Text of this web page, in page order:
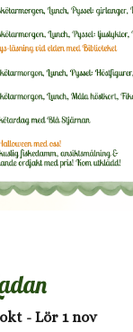
- Lör 1 nov